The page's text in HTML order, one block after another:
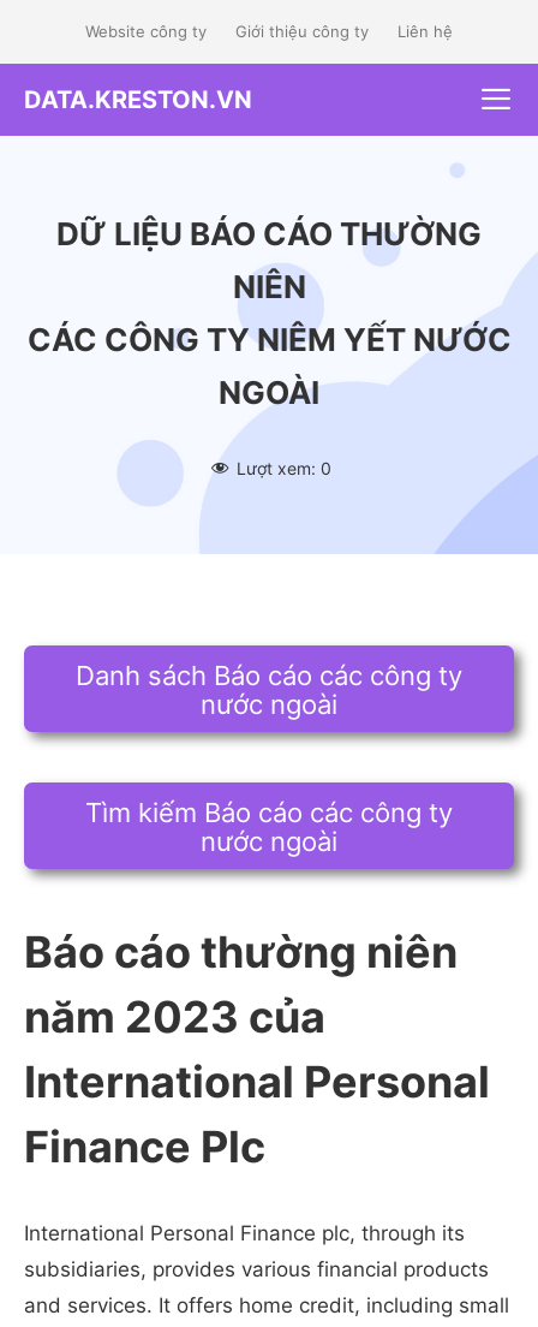
content
Website công ty Giới thiệu công ty Liên hệ
DATA.KRESTON.VN
DỮ LIỆU BÁO CÁO THƯỜNG
NIÊN
CÁC CÔNG TY NIÊM YẾT NƯỚC
NGOÀI
Lượt xem: 0
Danh sách Báo cáo các công ty
nước ngoài
Tìm kiếm Báo cáo các công ty
nước ngoài
Báo cáo thường niên
năm 2023 của
International Personal
Finance Plc
International Personal Finance plc, through its
subsidiaries, provides various financial products
and services. It offers home credit, including small